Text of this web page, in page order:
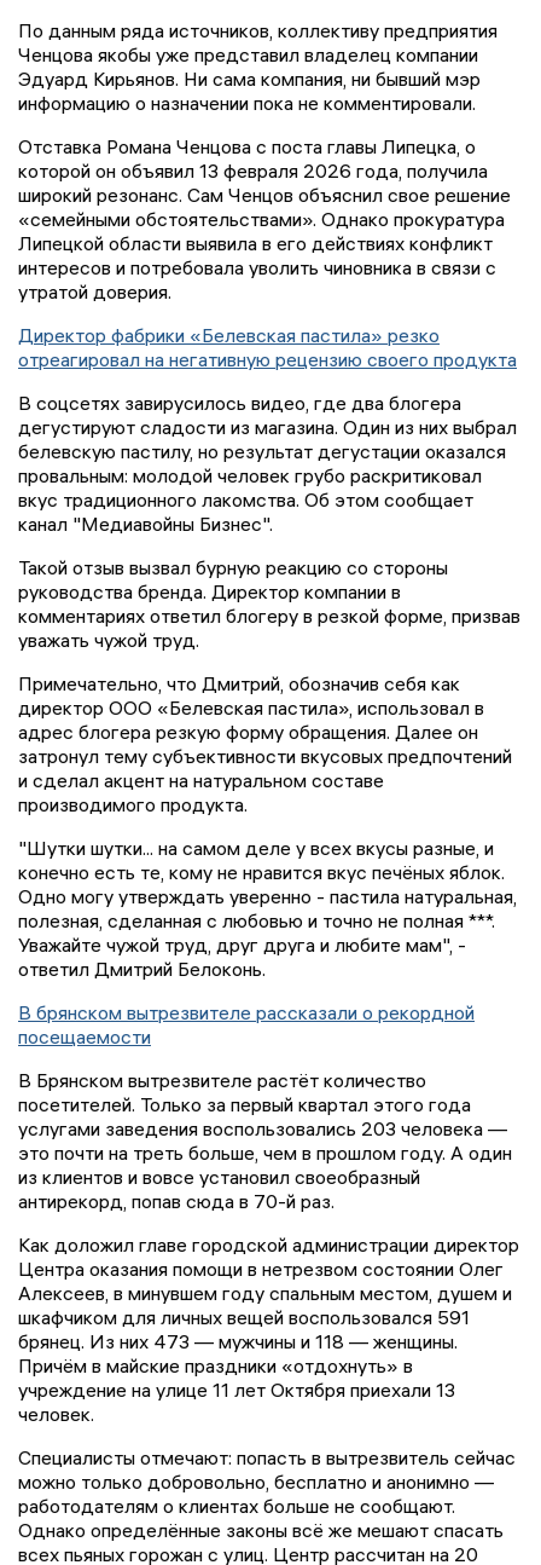
По данным ряда источников, коллективу предприятия
Ченцова якобы уже представил владелец компании
Эдуард Кирьянов. Ни сама компания, ни бывший мэр
информацию о назначении пока не комментировали.
Отставка Романа Ченцова с поста главы Липецка, о
которой он объявил 13 февраля 2026 года, получила
широкий резонанс. Сам Ченцов объяснил свое решение
«семейными обстоятельствами». Однако прокуратура
Липецкой области выявила в его действиях конфликт
интересов и потребовала уволить чиновника в связи с
утратой доверия.
Директор фабрики «Белевская пастила» резко
отреагировал на негативную рецензию своего продукта
В соцсетях завирусилось видео, где два блогера
дегустируют сладости из магазина. Один из них выбрал
белевскую пастилу, но результат дегустации оказался
провальным: молодой человек грубо раскритиковал
вкус традиционного лакомства. Об этом сообщает
канал "Медиавойны Бизнес".
Такой отзыв вызвал бурную реакцию со стороны
руководства бренда. Директор компании в
комментариях ответил блогеру в резкой форме, призвав
уважать чужой труд.
Примечательно, что Дмитрий, обозначив себя как
директор ООО «Белевская пастила», использовал в
адрес блогера резкую форму обращения. Далее он
затронул тему субъективности вкусовых предпочтений
и сделал акцент на натуральном составе
производимого продукта.
"Шутки шутки... на самом деле у всех вкусы разные, и
конечно есть те, кому не нравится вкус печёных яблок.
Одно могу утверждать уверенно - пастила натуральная,
полезная, сделанная с любовью и точно не полная ***.
Уважайте чужой труд, друг друга и любите мам", -
ответил Дмитрий Белоконь.
В брянском вытрезвителе рассказали о рекордной
посещаемости
В Брянском вытрезвителе растёт количество
посетителей. Только за первый квартал этого года
услугами заведения воспользовались 203 человека —
это почти на треть больше, чем в прошлом году. А один
из клиентов и вовсе установил своеобразный
антирекорд, попав сюда в 70-й раз.
Как доложил главе городской администрации директор
Центра оказания помощи в нетрезвом состоянии Олег
Алексеев, в минувшем году спальным местом, душем и
шкафчиком для личных вещей воспользовался 591
брянец. Из них 473 — мужчины и 118 — женщины.
Причём в майские праздники «отдохнуть» в
учреждение на улице 11 лет Октября приехали 13
человек.
Специалисты отмечают: попасть в вытрезвитель сейчас
можно только добровольно, бесплатно и анонимно —
работодателям о клиентах больше не сообщают.
Однако определённые законы всё же мешают спасать
всех пьяных горожан с улиц. Центр рассчитан на 20